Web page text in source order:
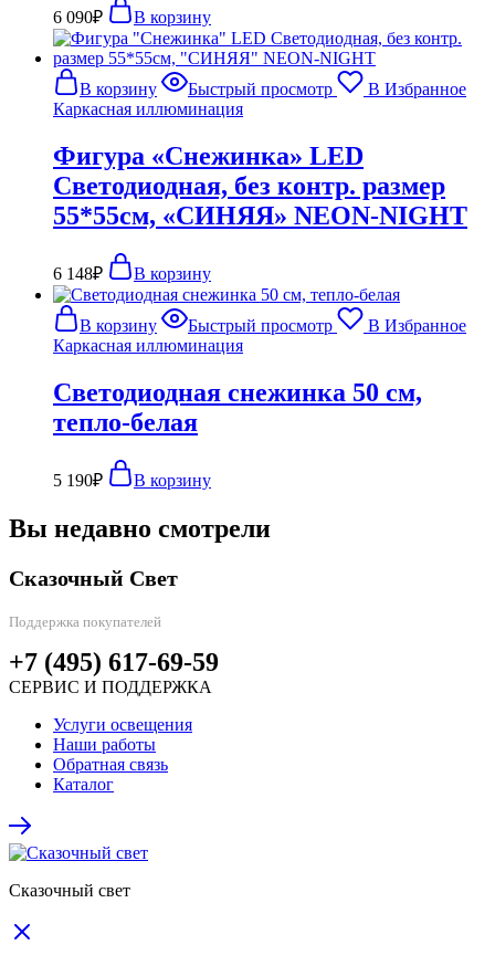
6 090₽ В корзину
В корзину Быстрый просмотр
В Избранное
Каркасная иллюминация
Фигура «Снежинка» LED
Светодиодная, без контр. размер
55*55см, «СИНЯЯ» NEON-NIGHT
6 148₽ В корзину
В корзину Быстрый просмотр
В Избранное
Каркасная иллюминация
Светодиодная снежинка 50 см,
тепло-белая
5 190₽ В корзину
Вы недавно смотрели
Сказочный Свет
Поддержка покупателей
+7 (495) 617-69-59
СЕРВИС И ПОДДЕРЖКА
Услуги освещения
Наши работы
Обратная связь
Каталог
Сказочный свет